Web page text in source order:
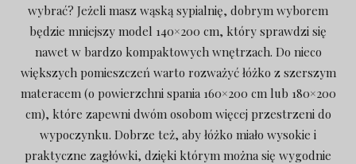
wybrać? Jeżeli masz wąską sypialnię, dobrym wyborem
będzie mniejszy model 140×200 cm, który sprawdzi się
nawet w bardzo kompaktowych wnętrzach. Do nieco
większych pomieszczeń warto rozważyć łóżko z szerszym
materacem (o powierzchni spania 160×200 cm lub 180×200
cm), które zapewni dwóm osobom więcej przestrzeni do
wypoczynku. Dobrze też, aby łóżko miało wysokie i
praktyczne zagłówki, dzięki którym można się wygodnie